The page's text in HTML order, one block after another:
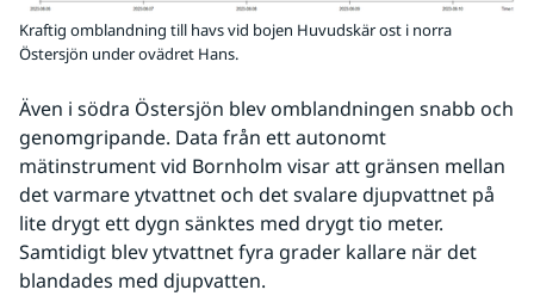
Kraftig omblandning till havs vid bojen Huvudskär ost i norra
Östersjön under ovädret Hans.
Även i södra Östersjön blev omblandningen snabb och
genomgripande. Data från ett autonomt
mätinstrument vid Bornholm visar att gränsen mellan
det varmare ytvattnet och det svalare djupvattnet på
lite drygt ett dygn sänktes med drygt tio meter.
Samtidigt blev ytvattnet fyra grader kallare när det
blandades med djupvatten.